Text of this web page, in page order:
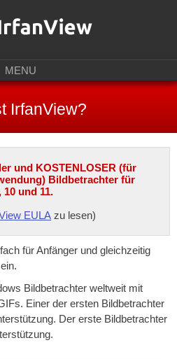
MENU
IrfanView?
und KOSTENLOSER (für
Bildbetrachter für
10 und 11.
EULA zu lesen)
für Anfänger und gleichzeitig
Bildbetrachter weltweit mit
Einer der ersten Bildbetrachter
Der erste Bildbetrachter